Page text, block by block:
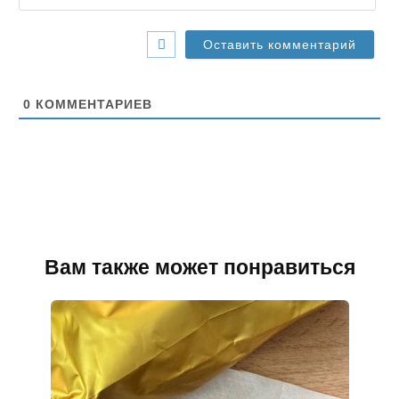
l
0 КОММЕНТАРИЕВ
Вам также может понравиться